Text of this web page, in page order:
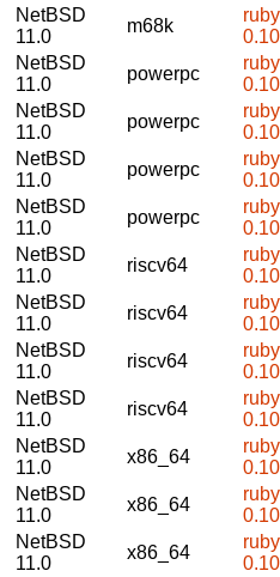
NetBSD
11.0
m68k
NetBSD
11.0
powerpc
NetBSD
11.0
powerpc
NetBSD
11.0
powerpc
NetBSD
11.0
powerpc
NetBSD
11.0
riscv64
NetBSD
11.0
riscv64
NetBSD
11.0
riscv64
NetBSD
11.0
riscv64
NetBSD
11.0
x86_64
NetBSD
11.0
x86_64
NetBSD
11.0
x86_64